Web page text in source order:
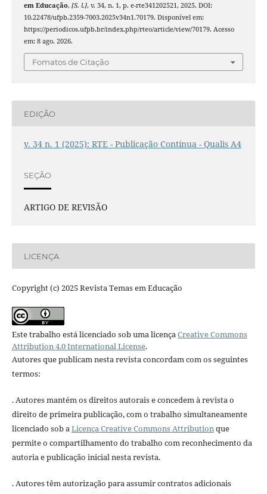
em Educação, [S. l.], v. 34, n. 1, p. e-rte341202521, 2025. DOI:
10.22478/ufpb.2359-7003.2025v34n1.70179. Disponível em:
https://periodicos.ufpb.br/index.php/rteo/article/view/70179. Acesso
em: 8 ago. 2026.
Fomatos de Citação
EDIÇÃO
v. 34 n. 1 (2025): RTE - Publicação Contínua - Qualis A4
SEÇÃO
ARTIGO DE REVISÃO
LICENÇA
Copyright (c) 2025 Revista Temas em Educação
Este trabalho está licenciado sob uma licençaCreative Commons
Attribution 4.0 International License.
Autores que publicam nesta revista concordam com os seguintes
termos:
. Autores mantém os direitos autorais e concedem à revista o
direito de primeira publicação, com o trabalho simultaneamente
licenciado sob aLicença Creative Commons Attributionque
permite o compartilhamento do trabalho com reconhecimento da
autoria e publicação inicial nesta revista.
. Autores têm autorização para assumir contratos adicionais